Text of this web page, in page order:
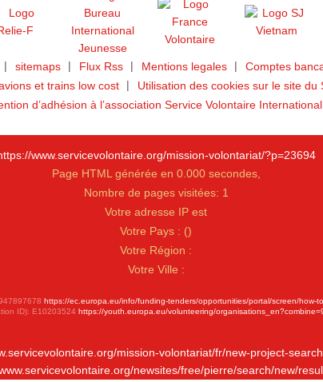
sitemaps Flux Rss Mentions legales Comptes
et trains low cost Utilisation des cookies sur le site du
d’adhésion à l’association Service Volontaire International
www.servicevolontaire.org/mission-volontariat/?p=23694
Page HTML générée en 0.000 secondes,
Nombre de pages visitées: 1
Votre adresse IP est
Votre Pays : ()
Votre Région :
Votre Ville :
https://ec.europa.eu/info/funding-tenders/opportunities/portal/screen/how-
ID): E10203524https://youth.europa.eu/volunteering/
mission-volontariat/fr/new-project-
newsites/free/pierre/search/new/